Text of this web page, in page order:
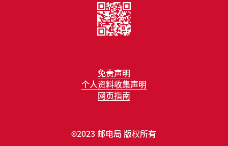
免责声明
个人资料收集声明
网页指南
©2023 邮电局 版权所有